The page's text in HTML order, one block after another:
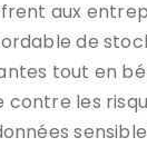
aux
de
tout en
les